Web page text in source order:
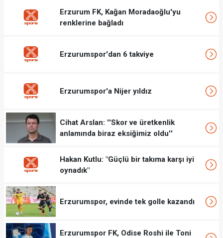
Erzurum FK, Kağan Moradaoğlu'yu
renklerine bağladı
Erzurumspor'dan 6 takviye
Erzurumspor'a Nijer yıldız
Cihat Arslan: ''Skor ve üretkenlik
anlamında biraz eksiğimiz oldu''
Hakan Kutlu: "Güçlü bir takıma karşı iyi
oynadık"
Erzurumspor, evinde tek golle kazandı
Erzurumspor FK, Odise Roshi ile Toni